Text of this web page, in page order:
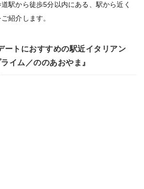
駅から徒歩5分以内にある、駅から近く
紹介します。
ートにおすすめの駅近イタリアン
イム／ののあおやま』